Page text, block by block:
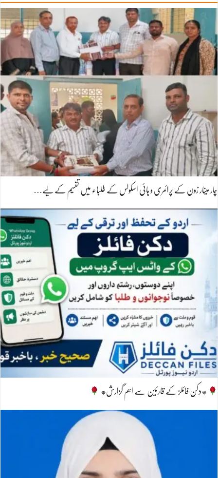
چار مینار زون کے پرائمری و ہائی اسکولس کے طلباء میں تقسیم کے لیے…
*دکن فائلز کے قارئین سے اہم گزارش*